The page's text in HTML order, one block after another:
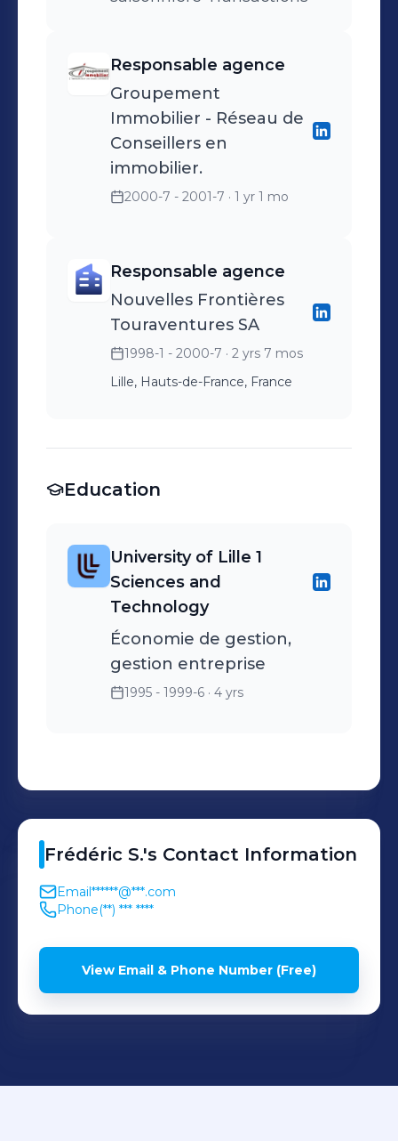
Responsable agence
Groupement
Immobilier - Réseau de
Conseillers en
immobilier.
2000-7 - 2001-7 · 1 yr 1 mo
Responsable agence
Nouvelles Frontières
Touraventures SA
1998-1 - 2000-7 · 2 yrs 7 mos
Lille, Hauts-de-France, France
Education
University of Lille 1
Sciences and
Technology
Économie de gestion,
gestion entreprise
1995 - 1999-6 · 4 yrs
Frédéric S.'s Contact Information
Email******@***.com
Phone(**) *** ****
View Email & Phone Number (Free)